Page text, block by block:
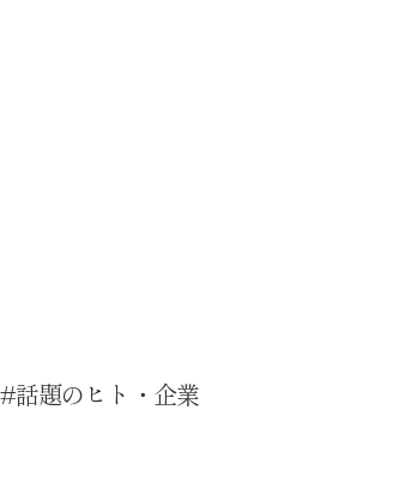
話題のヒト・企業